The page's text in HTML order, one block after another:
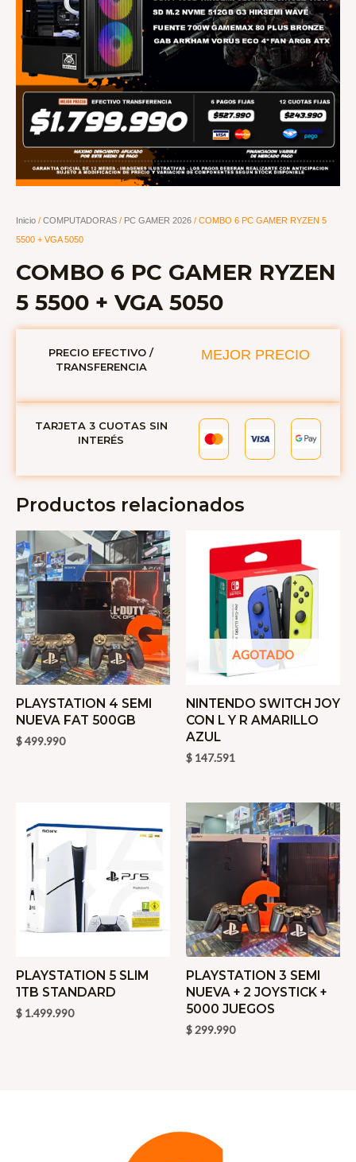
Inicio / COMPUTADORAS / PC GAMER 2026 / COMBO 6 PC GAMER RYZEN 5
5500 + VGA 5050
COMBO 6 PC GAMER RYZEN
5 5500 + VGA 5050
PRECIO EFECTIVO /
TRANSFERENCIA
MEJOR PRECIO
TARJETA 3 CUOTAS SIN
INTERÉS
Productos relacionados
PLAYSTATION 4 SEMI
NUEVA FAT 500GB
$499.990
AGOTADO
NINTENDO SWITCH JOY
CON L Y R AMARILLO
AZUL
$ 147.591
PLAYSTATION 5 SLIM
1TB STANDARD
$ 1.499.990
PLAYSTATION 3 SEMI
NUEVA + 2 JOYSTICK +
5000 JUEGOS
$299.990